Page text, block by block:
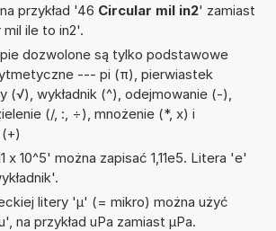
przykład '46 Circular mil in2' zamiast
ile to in2'.
dozwolone są tylko podstawowe
--- pi (π), pierwiastek
(√), wykładnik (^), odejmowanie (-),
(/, :, ÷), mnożenie (*, x) i
x 10^5' można zapisać 1,11e5. Litera 'e'
litery 'µ' (= mikro) można użyć
na przykład uPa zamiast µPa.